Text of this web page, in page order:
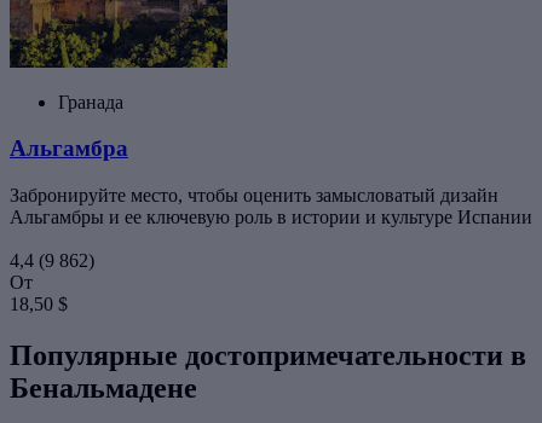
Гранада
Альгамбра
Забронируйте место, чтобы оценить замысловатый дизайн
Альгамбры и ее ключевую роль в истории и культуре Испании
4,4 (9 862)
От
18,50 $
Популярные достопримечательности в
Бенальмадене